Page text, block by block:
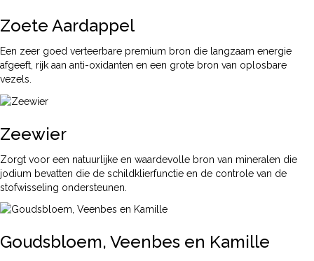
Zoete Aardappel
Een zeer goed verteerbare premium bron die langzaam energie
afgeeft, rijk aan anti-oxidanten en een grote bron van oplosbare
vezels.
Zeewier
Zorgt voor een natuurlijke en waardevolle bron van mineralen die
jodium bevatten die de schildklierfunctie en de controle van de
stofwisseling ondersteunen.
Goudsbloem, Veenbes en Kamille